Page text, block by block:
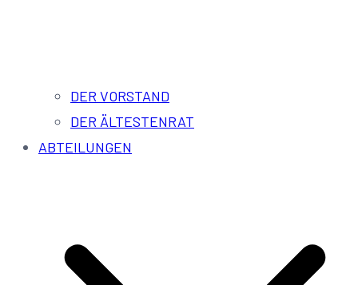
DER VORSTAND
DER ÄLTESTENRAT
ABTEILUNGEN